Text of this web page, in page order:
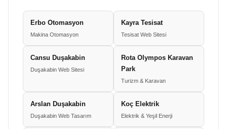
Erbo Otomasyon
Makina Otomasyon
Kayra Tesisat
Tesisat Web Sitesi
Cansu Duşakabin
Duşakabin Web Sitesi
Rota Olympos Karavan
Park
Turizm & Karavan
Arslan Duşakabin
Duşakabin Web Tasarım
Koç Elektrik
Elektrik & Yeşil Enerji